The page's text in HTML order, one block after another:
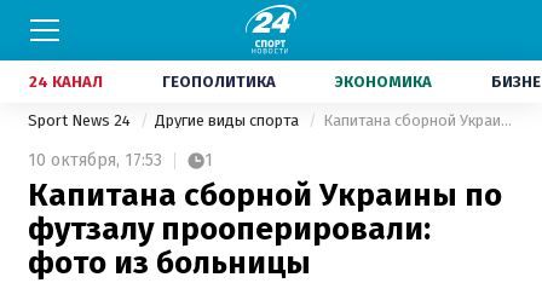
24 КАНАЛ ГЕОПОЛИТИКА ЭКОНОМИКА
Sport News 24 Другие виды спорта Капитана сборной Украины по футзалу прооперировали: фото из больницы
10 октября, 17:53 1
Капитана сборной Украины по
футзалу прооперировали:
фото из больницы